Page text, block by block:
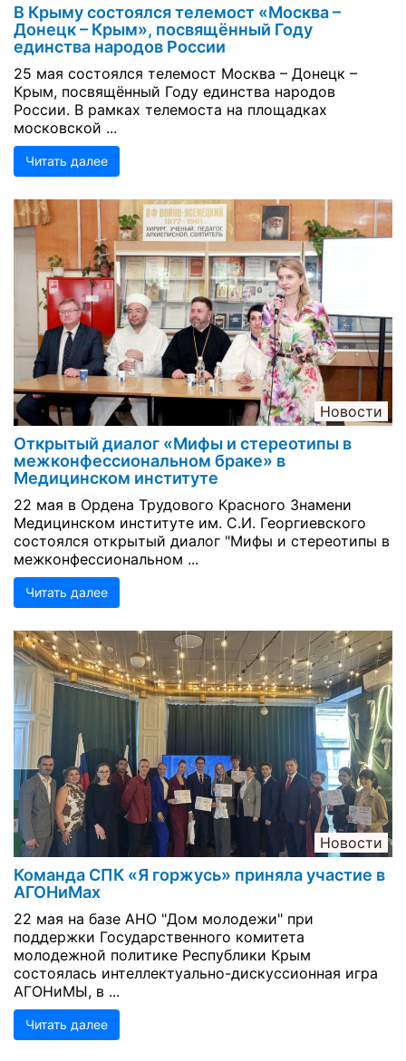
В Крыму состоялся телемост «Москва –
Донецк – Крым», посвящённый Году
единства народов России
25 мая состоялся телемост Москва – Донецк –
Крым, посвящённый Году единства народов
России. В рамках телемоста на площадках
московской ...
Читать далее
Новости
Открытый диалог «Мифы и стереотипы в
межконфессиональном браке» в
Медицинском институте
22 мая в Ордена Трудового Красного Знамени
Медицинском институте им. С.И. Георгиевского
состоялся открытый диалог "Мифы и стереотипы в
межконфессиональном ...
Читать далее
Новости
Команда СПК «Я горжусь» приняла участие в
АГОНиМах
22 мая на базе АНО "Дом молодежи" при
поддержки Государственного комитета
молодежной политике Республики Крым
состоялась интеллектуально-дискуссионная игра
АГОНиМЫ, в ...
Читать далее